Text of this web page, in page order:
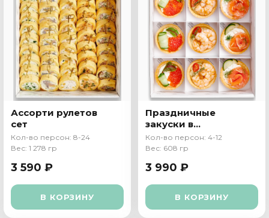
Ассорти рулетов
сет
Кол-во персон: 8-24
Вес: 1 278 гр
3 590 ₽
В КОРЗИНУ
Праздничные
закуски в
тарталетках
Кол-во персон: 4-12
Вес: 608 гр
3 990 ₽
В КОРЗИНУ